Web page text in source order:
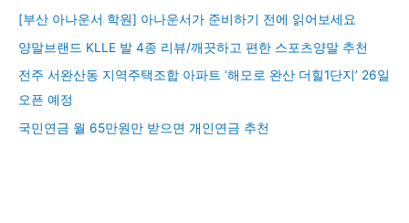
[부산 아나운서 학원] 아나운서가 준비하기 전에 읽어보세요
양말브랜드 KLLE 발 4종 리뷰/깨끗하고 편한 스포츠양말 추천
전주 서완산동 지역주택조합 아파트 ‘해모로 완산 더힐1단지’ 26일
오픈 예정
국민연금 월 65만원만 받으면 개인연금 추천